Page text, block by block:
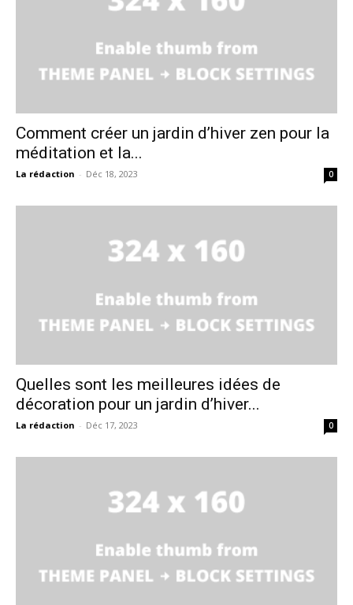
Comment créer un jardin d’hiver zen pour la
méditation et la...
La rédaction - Déc 18, 2023 0
Quelles sont les meilleures idées de
décoration pour un jardin d’hiver...
La rédaction - Déc 17, 2023 0